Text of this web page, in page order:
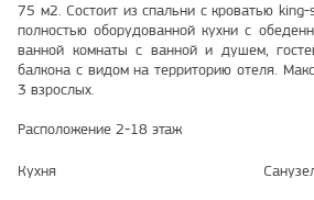
75 м2. Состоит из спальни с кроватью king-
полностью оборудованной кухни c
ванной комнаты с ванной и душем,
балкона с видом на территорию отеля.
3 взрослых.
Расположение 2-18 этаж
Кухня